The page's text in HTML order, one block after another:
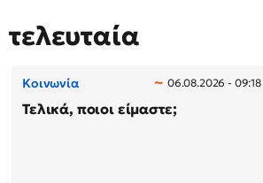
τελευταία
Κοινωνία 06.08.2026 - 09:18
Τελικά, ποιοι είμαστε;